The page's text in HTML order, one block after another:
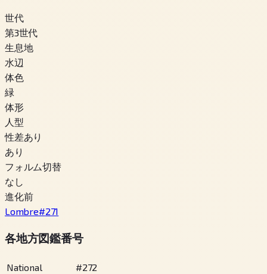
世代
第3世代
生息地
水辺
体色
緑
体形
人型
性差あり
あり
フォルム切替
なし
進化前
Lombre#271
各地方図鑑番号
National #272